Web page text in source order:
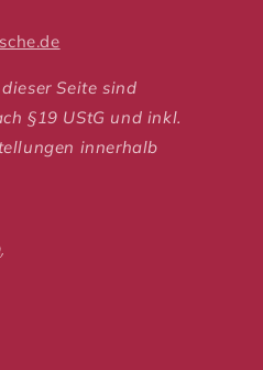
Seite sind
§19 UStG und inkl.
innerhalb